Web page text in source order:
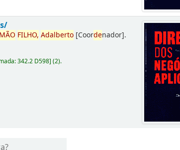
FILHO, Adalberto [Coordenador].
342.2 D598](2).